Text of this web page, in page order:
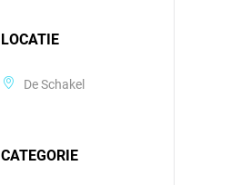
LOCATIE
De Schakel
CATEGORIE